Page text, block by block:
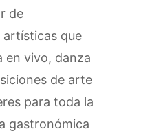
de
artísticas que
en vivo, danza
de arte
para toda la
gastronómica